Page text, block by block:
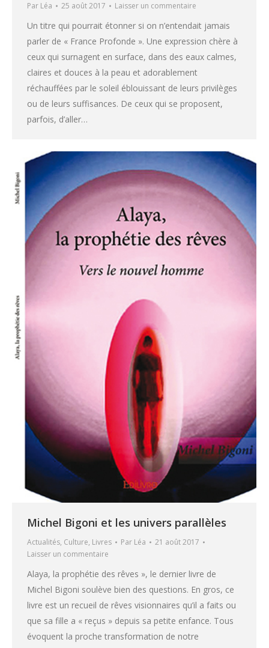
Par Léa 25 août 2017 Laisser un commentaire
Un titre qui pourrait étonner si on n’entendait jamais
parler de « France Profonde ». Une expression chère à
ceux qui surnagent en surface, dans des eaux calmes,
claires et douces à la peau et adorablement
réchauffées par le soleil éblouissant de leurs privilèges
ou de leurs suffisances. De ceux qui se proposent,
parfois, d’aller…
Michel Bigoni et les univers parallèles
Actualités, Culture, Livres Par Léa
21 août 2017
Laisser un commentaire
Alaya, la prophétie des rêves », le dernier livre de
Michel Bigoni soulève bien des questions. En gros, ce
livre est un recueil de rêves visionnaires qu’il a faits ou
que sa fille a « reçus » depuis sa petite enfance. Tous
évoquent la proche transformation de notre